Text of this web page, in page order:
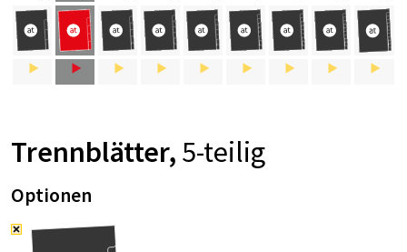
Trenn­blät­ter,5-tei­lig
Optionen